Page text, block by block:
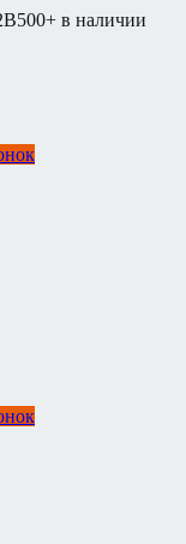
500+ в наличии